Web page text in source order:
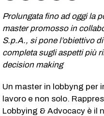
Prolungata fino ad oggi la
master promosso in
S.p.A., si pone l’obiettivo
completa sugli aspetti più
decision making
Un master in lobbyng per
lavoro e non solo.
Lobbying & Advocacy è il